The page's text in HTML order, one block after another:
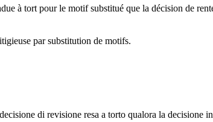
à tort pour le motif substitué que la décision de
par substitution de motifs.
di revisione resa a torto qualora la decisione